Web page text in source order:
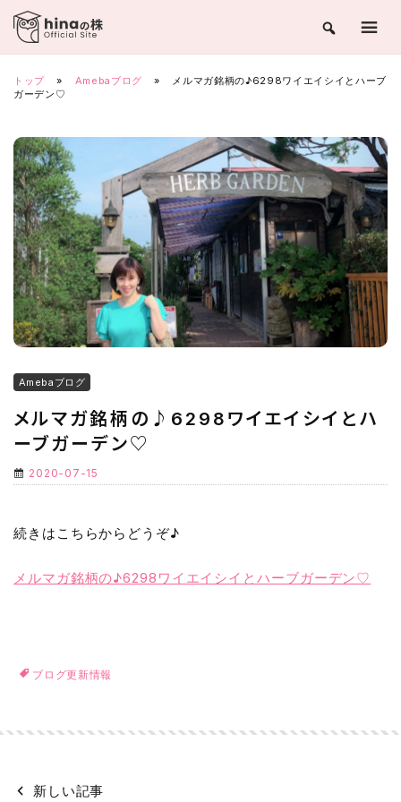
Skip
content
トップ » Amebaブログ »
メルマガ銘柄の♪6298ワイエイシイとハーブ
ガーデン♡
Amebaブログ
メルマガ銘柄の♪6298ワイエイシイとハ
ーブガーデン♡
2020-07-15
続きはこちらからどうぞ♪
メルマガ銘柄の♪6298ワイエイシイとハーブガーデン♡
ブログ更新情報
新しい記事